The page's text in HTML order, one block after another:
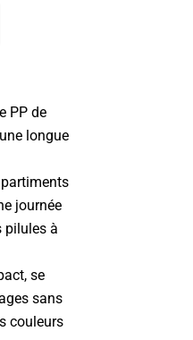
PP de
longue
journée
pilules à
se
sans
couleurs